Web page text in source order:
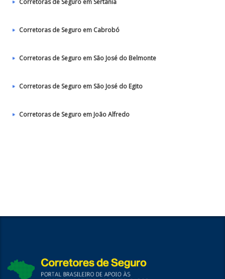
Corretoras de Seguro em Sertânia
Corretoras de Seguro em Cabrobó
Corretoras de Seguro em São José do Belmonte
Corretoras de Seguro em São José do Egito
Corretoras de Seguro em João Alfredo